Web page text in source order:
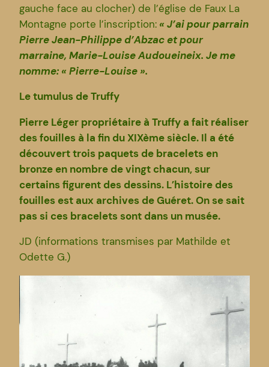
gauche face au clocher) de l’église de Faux La
Montagne porte l’inscription: « J’ai pour parrain
Pierre Jean-Philippe d’Abzac et pour
marraine, Marie-Louise Audoueineix. Je me
nomme: « Pierre-Louise ».
Le tumulus de Truffy
Pierre Léger propriétaire à Truffy a fait réaliser
des fouilles à la fin du XIXème siècle. Il a été
découvert trois paquets de bracelets en
bronze en nombre de vingt chacun, sur
certains figurent des dessins. L’histoire des
fouilles est aux archives de Guéret. On se sait
pas si ces bracelets sont dans un musée.
JD (informations transmises par Mathilde et
Odette G.)